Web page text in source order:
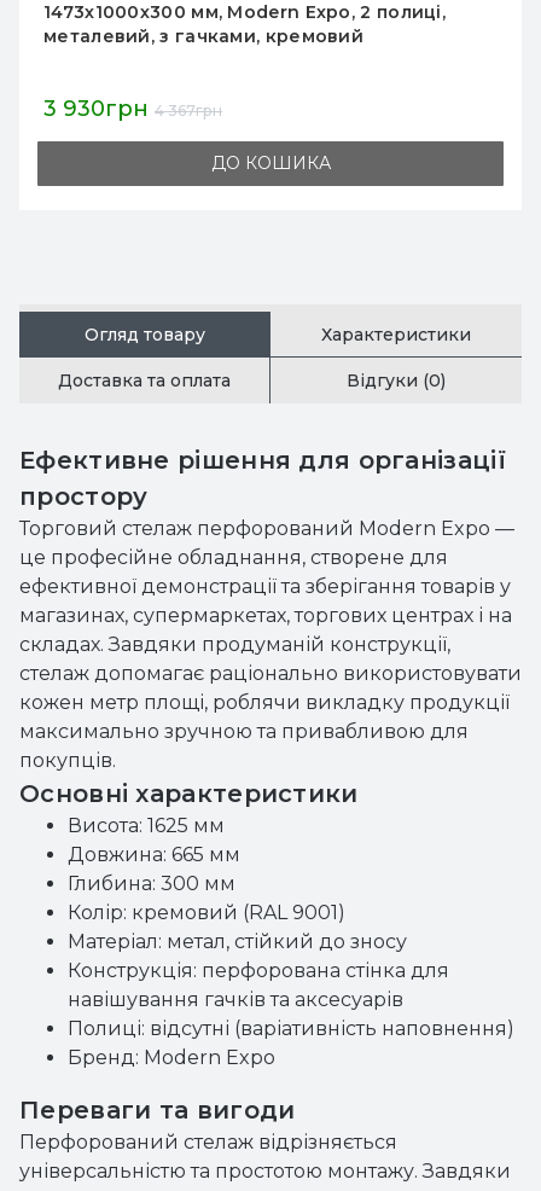
1473х1000х300 мм, Modern Expo, 2 полиці,
металевий, з гачками, кремовий
3 930грн 4 367грн
ДО КОШИКА
Огляд товару Характеристики
Доставка та оплата Відгуки (0)
Ефективне рішення для організації
простору
Торговий стелаж перфорований Modern Expo —
це професійне обладнання, створене для
ефективної демонстрації та зберігання товарів у
магазинах, супермаркетах, торгових центрах і на
складах. Завдяки продуманій конструкції,
стелаж допомагає раціонально використовувати
кожен метр площі, роблячи викладку продукції
максимально зручною та привабливою для
покупців.
Основні характеристики
Висота: 1625 мм
Довжина: 665 мм
Глибина: 300 мм
Колір: кремовий (RAL 9001)
Матеріал: метал, стійкий до зносу
Конструкція: перфорована стінка для
навішування гачків та аксесуарів
Полиці: відсутні (варіативність наповнення)
Бренд: Modern Expo
Переваги та вигоди
Перфорований стелаж відрізняється
універсальністю та простотою монтажу. Завдяки